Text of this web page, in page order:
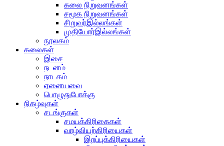
கலை நிறுவனங்கள்
சமூக நிறுவனங்கள்
சிறுவர்இல்லங்கள்
முதியோர்இல்லங்கள்
நூலகம்
கலைகள்
இசை
நடனம்
நாடகம்
ஏனையவை
பொழுதுபோக்கு
நிகழ்வுகள்
சடங்குகள்
சமயக்கிரிகைகள்
வாழ்வியற்கிரியைகள்
இறப்புக்கிரியைகள்